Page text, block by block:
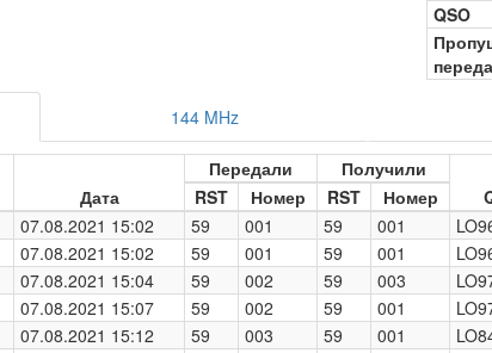
QSO
144 MHz
Дата
Передали
Получили
RST Номер RST
Номер
07.08.2021 15:02 59 001 59 001
07.08.2021 15:02 59 001 59 001
07.08.2021 15:04 59 002 59 003
07.08.2021 15:07 59 002 59 001
07.08.2021 15:12 59 003 59 001